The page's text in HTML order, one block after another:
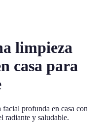
limpieza
casa para
profunda en casa con
radiante y saludable.